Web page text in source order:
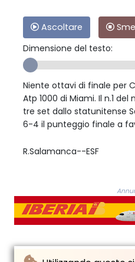
Ascoltare
Dimensione del testo:
Niente ottavi di finale per
Atp 1000 di Miami. Il n.1
tre set dallo statunitense
6-4 il punteggio finale a
R.Salamanca--ESF